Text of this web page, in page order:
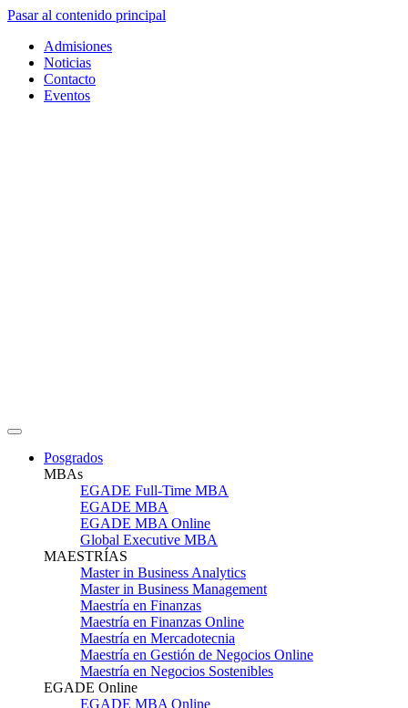
Pasar al contenido principal
Admisiones
Noticias
Contacto
Eventos
Posgrados
MBAs
EGADE Full-Time MBA
EGADE MBA
EGADE MBA Online
Global Executive MBA
MAESTRÍAS
Master in Business Analytics
Master in Business Management
Maestría en Finanzas
Maestría en Finanzas Online
Maestría en Mercadotecnia
Maestría en Gestión de Negocios Online
Maestría en Negocios Sostenibles
EGADE Online
EGADE MBA Online